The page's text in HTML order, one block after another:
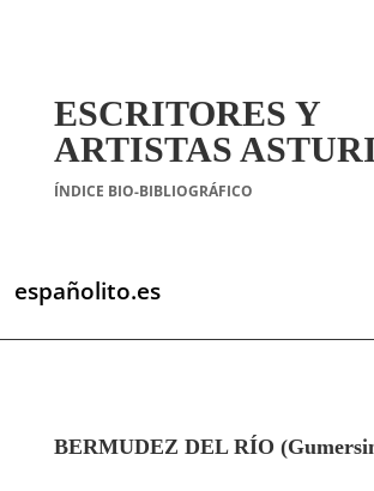
ESCRITORES Y
ARTISTAS
ÍNDICE BIO-BIBLIOGRÁFICO
españolito.es
BERMUDEZ DEL RÍO